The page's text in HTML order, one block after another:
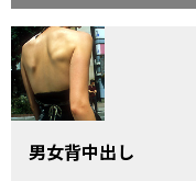
男女背中出し